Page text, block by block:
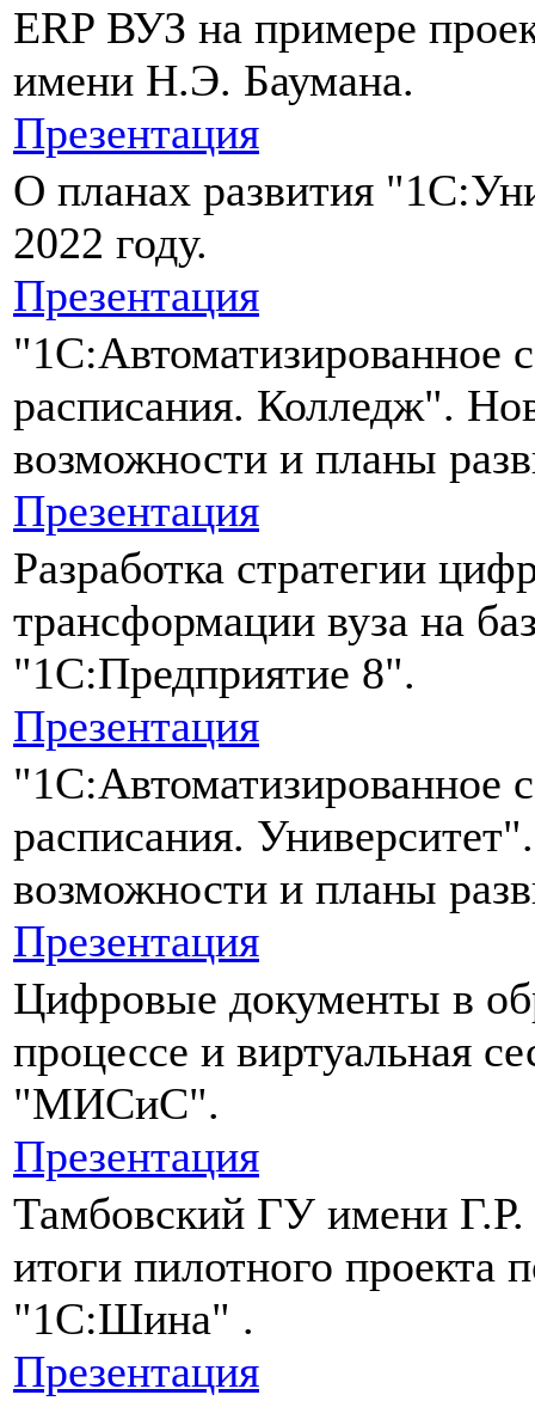
ERP ВУЗ на примере
имени Н.Э. Баумана.
Презентация
О планах развития
2022 году.
Презентация
"1С:Автоматизированное
расписания. Колледж".
возможности и планы
Презентация
Разработка стратегии
трансформации вуза на
"1С:Предприятие 8".
Презентация
"1С:Автоматизированное
расписания.
возможности и планы
Презентация
Цифровые документы в
процессе и виртуальная
"МИСиС".
Презентация
Тамбовский ГУ имени
итоги пилотного проекта
"1С:Шина" .
Презентация